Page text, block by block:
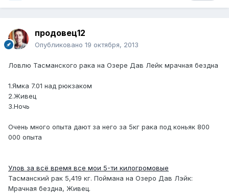
продовец12
Опубликовано 19 октября, 2013
Ловлю Тасманского рака на Озере Дав Лейк мрачная бездна
1.Ямка 7.01 над рюкзаком
2.Живец
3.Ночь
Очень много опыта дают за него за 5кг рака под коньяк 800
000 опыта
Улов за всё время все мои 5-ти килогромовые
Тасманский рак 5,419 кг. Поймана на Озеро Дав Лэйк:
Мрачная бездна, Живец.